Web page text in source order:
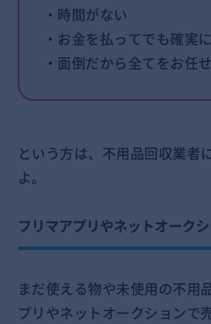
・時間がない
・お金を払ってでも確実
・面倒だから全てをお任
という方は、不用品回収業者
よ。
フリマアプリやネットオーク
まだ使える物や未使用の不用
プリやネットオークションで